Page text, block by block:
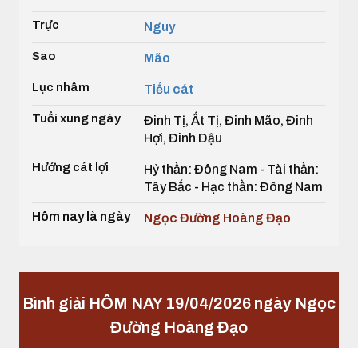
Trực Nguy
Sao Mão
Lục nhâm Tiểu cát
Tuổi xung ngày
Đinh Tị, Ất Tị, Đinh Mão, Đinh
Hợi, Đinh Dậu
Hướng cát lợi
Hỷ thần: Đông Nam - Tài thần:
Tây Bắc - Hạc thần: Đông Nam
Hôm nay là ngày Ngọc Đường Hoàng Đạo
Bình giải HÔM NAY 19/04/2026 ngày Ngọc
Đường Hoàng Đạo